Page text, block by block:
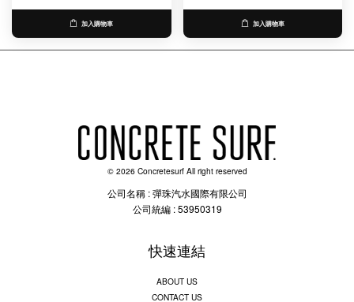
加入購物車 加入購物車
© 2026 Concretesurf All right reserved
公司名稱 : 彈珠汽水國際有限公司
公司統編 : 53950319
快速連結
ABOUT US
CONTACT US